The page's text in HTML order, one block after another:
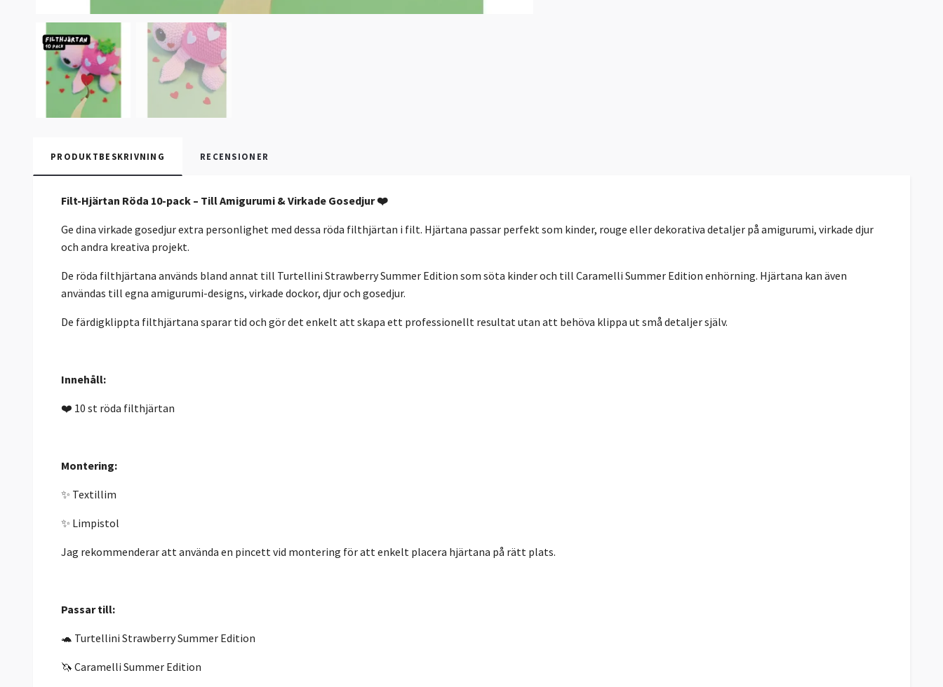
PRODUKTBESKRIVNING RECENSIONER
Filt-Hjärtan Röda 10-pack – Till Amigurumi & Virkade Gosedjur ❤️
Ge dina virkade gosedjur extra personlighet med dessa röda filthjärtan i filt. Hjärtana passar perfekt som kinder, rouge eller dekorativa detaljer på amigurumi, virkade djur
och andra kreativa projekt.
De röda filthjärtana används bland annat till Turtellini Strawberry Summer Edition som söta kinder och till Caramelli Summer Edition enhörning. Hjärtana kan även
användas till egna amigurumi-designs, virkade dockor, djur och gosedjur.
De färdigklippta filthjärtana sparar tid och gör det enkelt att skapa ett professionellt resultat utan att behöva klippa ut små detaljer själv.
Innehåll:
❤️ 10 st röda filthjärtan
Montering:
✨ Textillim
✨ Limpistol
Jag rekommenderar att använda en pincett vid montering för att enkelt placera hjärtana på rätt plats.
Passar till:
🐢 Turtellini Strawberry Summer Edition
🦄 Caramelli Summer Edition